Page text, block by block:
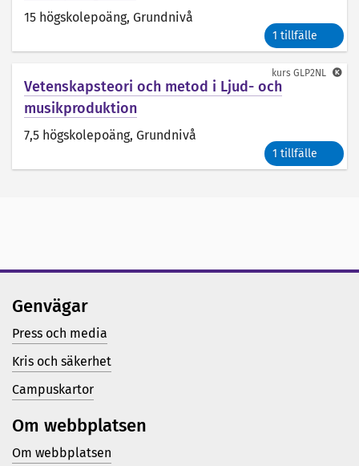
15 högskolepoäng, Grundnivå
1 tillfälle
Vetenskapsteori och metod i Ljud- och
musikproduktion
7,5 högskolepoäng, Grundnivå
1 tillfälle
kurs GLP2NL
Genvägar
Press och media
Kris och säkerhet
Campuskartor
Om webbplatsen
Om webbplatsen